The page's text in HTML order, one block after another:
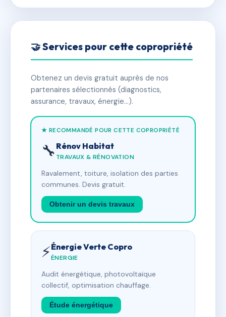
🤝 Services pour cette copropriété
Obtenez un devis gratuit auprès de nos
partenaires sélectionnés (diagnostics,
assurance, travaux, énergie…).
★ RECOMMANDÉ POUR CETTE COPROPRIÉTÉ
🔧 Rénov Habitat
TRAVAUX & RÉNOVATION
Ravalement, toiture, isolation des parties
communes. Devis gratuit.
Obtenir un devis travaux
⚡Énergie Verte Copro
ÉNERGIE
Audit énergétique, photovoltaïque
collectif, optimisation chauffage.
Étude énergétique